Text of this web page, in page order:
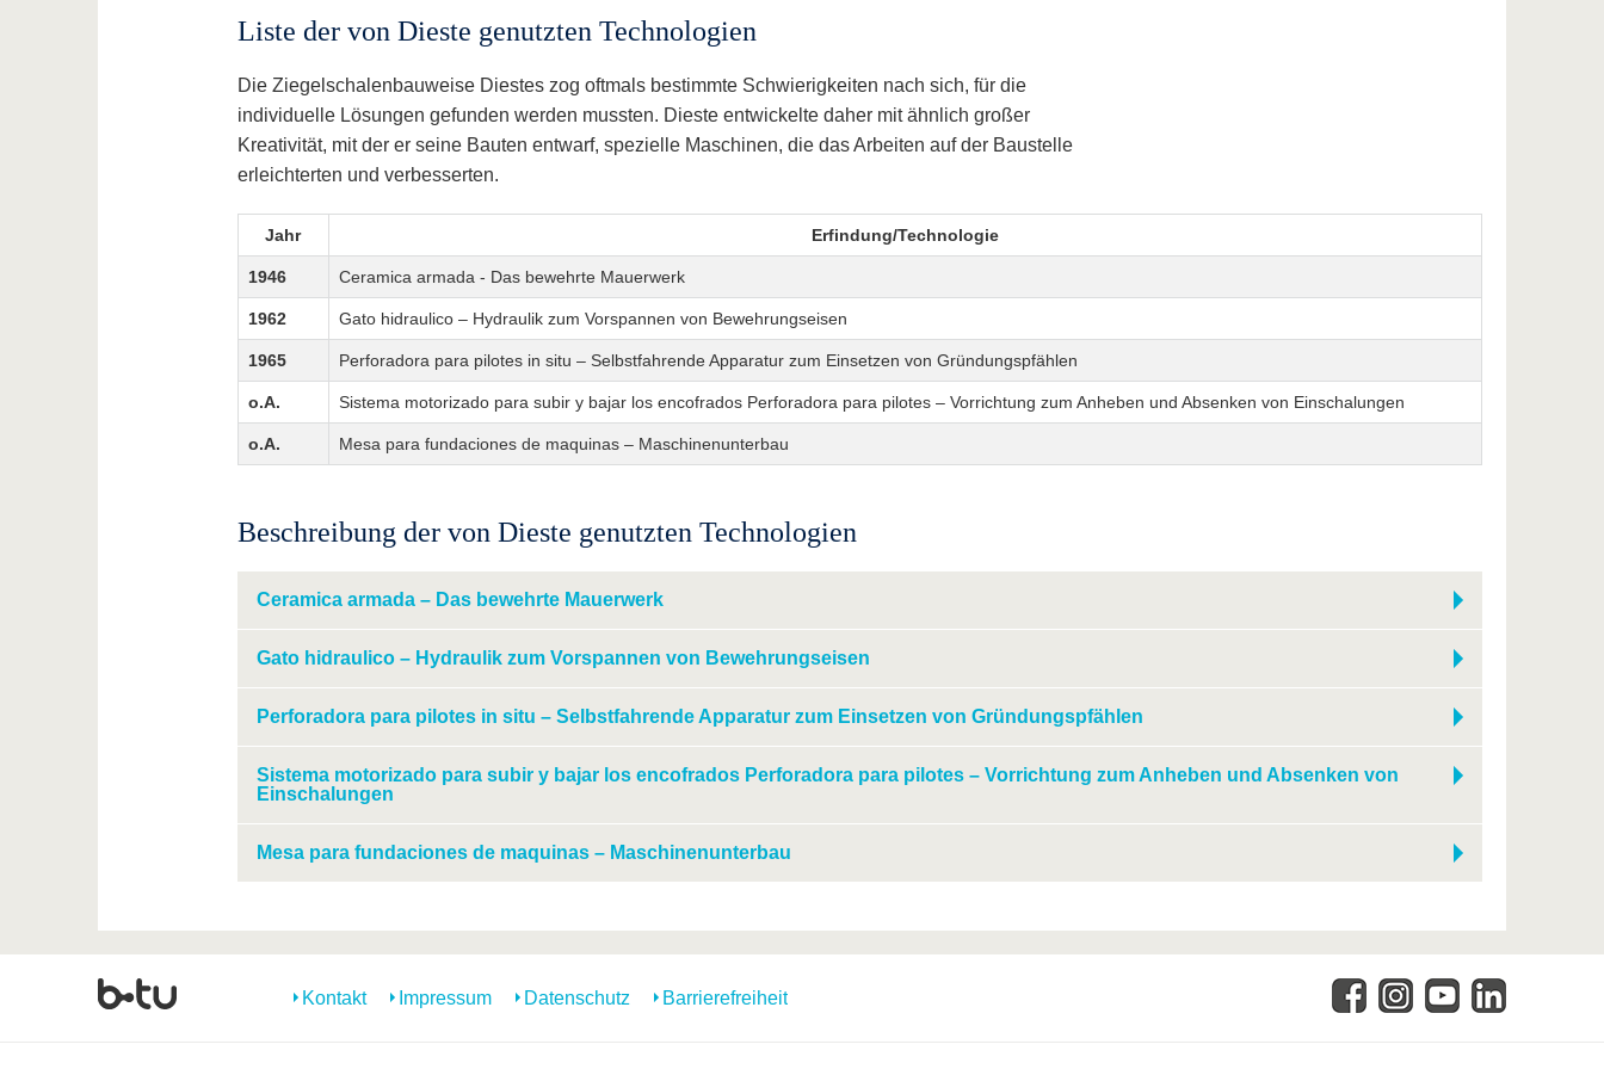
Liste der von Dieste genutzten Technologien
Die Ziegelschalenbauweise Diestes zog oftmals bestimmte Schwierigkeiten nach sich, für die
individuelle Lösungen gefunden werden mussten. Dieste entwickelte daher mit ähnlich großer
Kreativität, mit der er seine Bauten entwarf, spezielle Maschinen, die das Arbeiten auf der Baustelle
erleichterten und verbesserten.
Jahr Erfindung/Technologie
1946 Ceramica armada - Das bewehrte Mauerwerk
1962 Gato hidraulico – Hydraulik zum Vorspannen von Bewehrungseisen
1965 Perforadora para pilotes in situ – Selbstfahrende Apparatur zum Einsetzen von Gründungspfählen
o.A. Sistema motorizado para subir y bajar los encofrados Perforadora para pilotes – Vorrichtung zum Anheben und Absenken von Einschalungen
o.A. Mesa para fundaciones de maquinas – Maschinenunterbau
Beschreibung der von Dieste genutzten Technologien
Ceramica armada – Das bewehrte Mauerwerk
Gato hidraulico – Hydraulik zum Vorspannen von Bewehrungseisen
Perforadora para pilotes in situ – Selbstfahrende Apparatur zum Einsetzen von Gründungspfählen
Sistema motorizado para subir y bajar los encofrados Perforadora para pilotes – Vorrichtung zum Anheben und Absenken von
Einschalungen
Mesa para fundaciones de maquinas – Maschinenunterbau
Kontakt Impressum Datenschutz Barrierefreiheit